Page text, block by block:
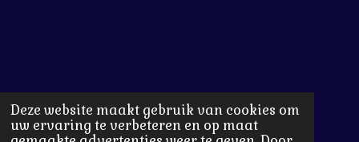
Deze website maakt gebruik van cookies om
uw ervaring te verbeteren en op maat